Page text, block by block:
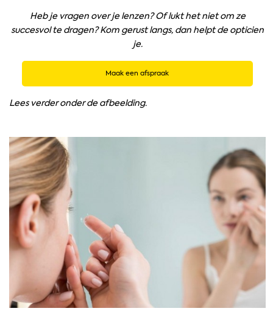
Heb je vragen over je lenzen? Of lukt het niet om ze
succesvol te dragen? Kom gerust langs, dan helpt de opticien
je.
Maak een afspraak
Lees verder onder de afbeelding.